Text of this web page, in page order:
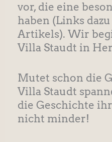
vor, die eine
haben (Links
Artikels). Wir
Villa Staudt in
Mutet schon die
Villa Staudt
die Geschichte
nicht minder!